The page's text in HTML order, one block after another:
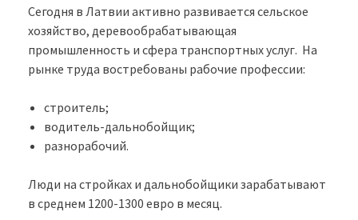
Сегодня в Латвии активно развивается сельское
хозяйство, деревообрабатывающая
промышленность и сфера транспортных услуг. На
рынке труда востребованы рабочие профессии:
строитель;
водитель-дальнобойщик;
разнорабочий.
Люди на стройках и дальнобойщики зарабатывают
в среднем 1200-1300 евро в месяц.